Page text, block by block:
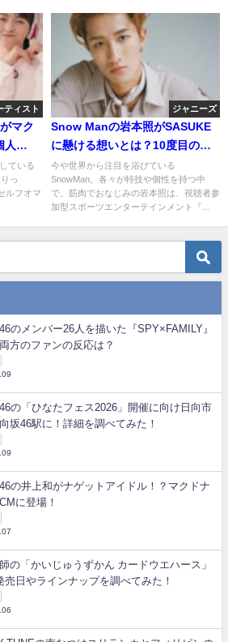
ティスト
マク
人
オマ
ている
っ
ルフオマ
ジャニーズ
Snow Manの岩本照がSASUKE
に懸ける想いとは？10度目の挑
戦の結果はどうだった？
今や世界から注目を浴びている
SnowMan。各々が特技や個性を持つ中
で、筋肉でおなじみの岩本照は、視聴者参
加型スポーツエンターテインメント『...
のメンバー26人を描いた『SPY×FAMILY』
方のファンの反応は？
の「ひなたフェス2026」開催に向け日向市
坂46駅に！詳細を調べてみた！
の井上和がナゲットアイドル！？マクドナ
に登場！
の「かいじゅうずかん カードウエハース」
売日やラインナップを調べてみた！